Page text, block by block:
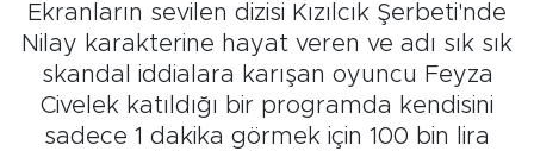
Ekranların sevilen dizisi Kızılcık Şerbeti'nde
Nilay karakterine hayat veren ve adı sık sık
skandal iddialara karışan oyuncu Feyza
Civelek katıldığı bir programda kendisini
sadece 1 dakika görmek için 100 bin lira
Eskişehirspor
Spor
Sağlık
Süper Lig Puan Durumu ve Fikstür
Tüm Manşetler
Son Dakika Haberleri